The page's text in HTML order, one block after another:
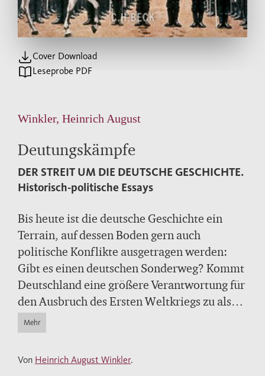
Cover Download
Leseprobe PDF
Winkler, Heinrich August
Deutungskämpfe
DER STREIT UM DIE DEUTSCHE GESCHICHTE.
Historisch-politische Essays
Bis heute ist die deutsche Geschichte ein
Terrain, auf dessen Boden gern auch
politische Konflikte ausgetragen werden:
Gibt es einen deutschen Sonderweg? Kommt
Deutschland eine größere Verantwortung für
den Ausbruch des Ersten Weltkriegs zu als
anderen Nationen? Wie konnte es zum
Aufstieg Hitlers, der nationalsozialistischen
kommen? So lauten nur einige der Fragen,
Mehr
Von Heinrich August Winkler.